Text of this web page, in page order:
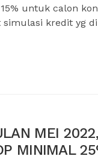
untuk calon
kredit yg
MEI
MINIMAL